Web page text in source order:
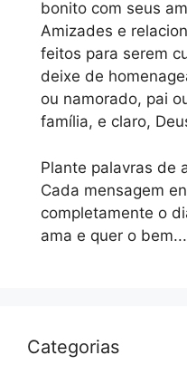
bonito com seus
Amizades e
feitos para serem
deixe de
ou namorado, pai
família, e claro,
Plante palavras de
Cada mensagem
completamente o
ama e quer o bem...
Categorias